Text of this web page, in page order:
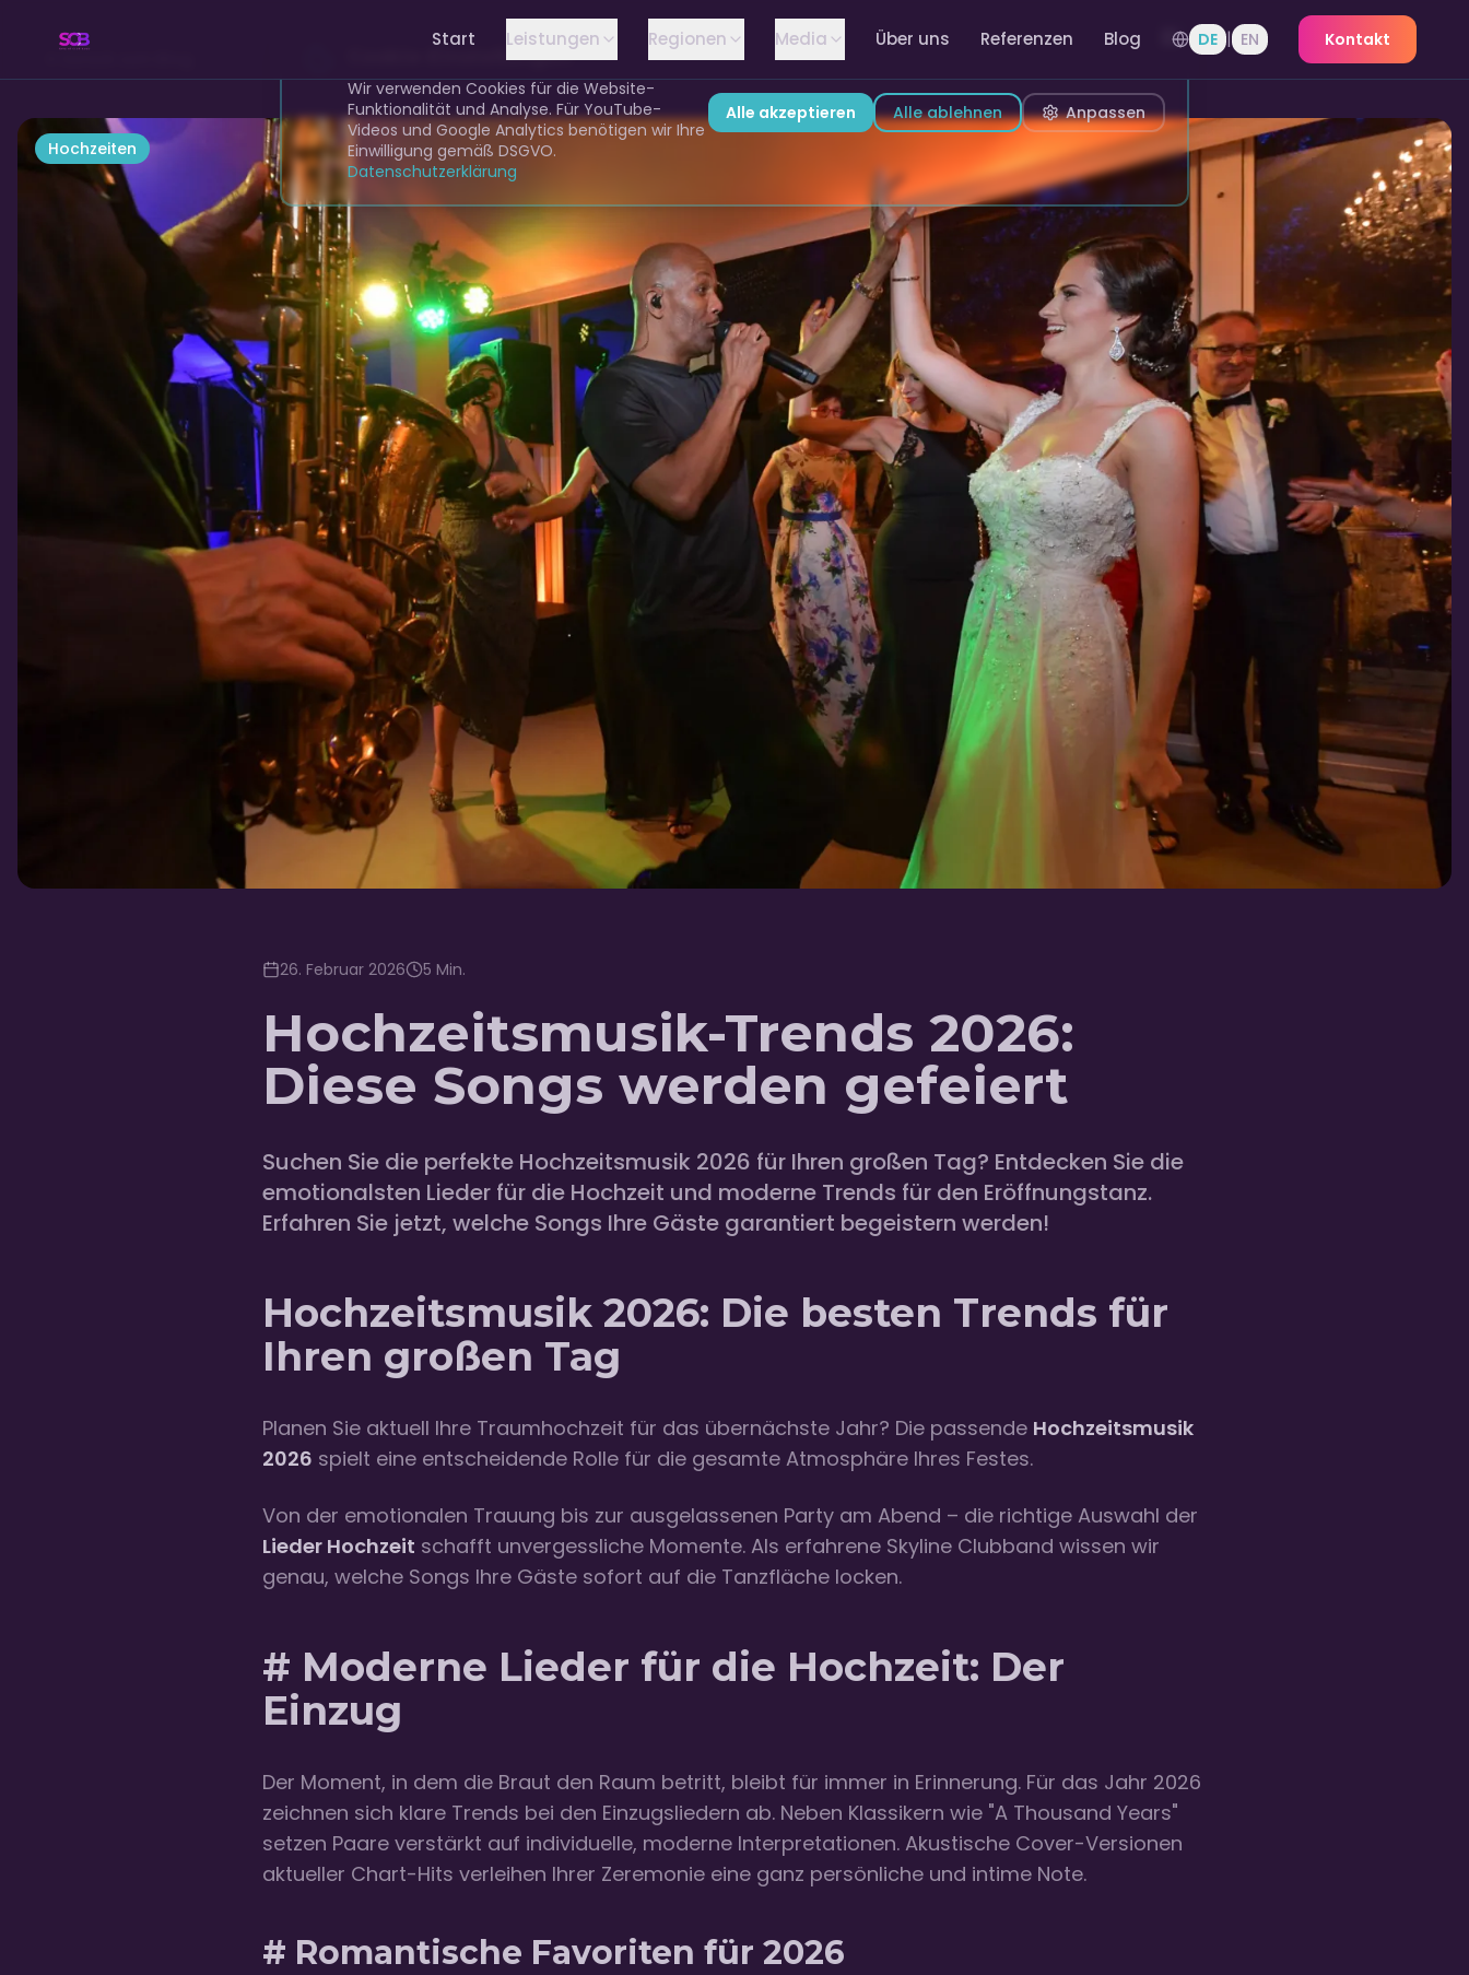
Skyline Club Band Start Leistungen Regionen Media Über uns Referenzen Blog DE | EN
Kontakt
Hochzeiten
26. Februar 2026 5 Min.
Hochzeitsmusik-Trends 2026:
Diese Songs werden gefeiert
Suchen Sie die perfekte Hochzeitsmusik 2026 für Ihren großen Tag? Entdecken Sie die
emotionalsten Lieder für die Hochzeit und moderne Trends für den Eröffnungstanz.
Erfahren Sie jetzt, welche Songs Ihre Gäste garantiert begeistern werden!
Hochzeitsmusik 2026: Die besten Trends für
Ihren großen Tag
Planen Sie aktuell Ihre Traumhochzeit für das übernächste Jahr? Die passende Hochzeitsmusik
2026 spielt eine entscheidende Rolle für die gesamte Atmosphäre Ihres Festes.
Von der emotionalen Trauung bis zur ausgelassenen Party am Abend – die richtige Auswahl der
Lieder Hochzeit schafft unvergessliche Momente. Als erfahrene Skyline Clubband wissen wir
genau, welche Songs Ihre Gäste sofort auf die Tanzfläche locken.
# Moderne Lieder für die Hochzeit: Der
Einzug
Der Moment, in dem die Braut den Raum betritt, bleibt für immer in Erinnerung. Für das Jahr 2026
zeichnen sich klare Trends bei den Einzugsliedern ab. Neben Klassikern wie "A Thousand Years"
setzen Paare verstärkt auf individuelle, moderne Interpretationen. Akustische Cover-Versionen
aktueller Chart-Hits verleihen Ihrer Zeremonie eine ganz persönliche und intime Note.
# Romantische Favoriten für 2026
Cookie-Einstellungen
Wir verwenden Cookies für die Website-
Funktionalität und Analyse. Für YouTube-
Videos und Google Analytics benötigen wir Ihre
Einwilligung gemäß DSGVO.
Datenschutzerklärung
Alle akzeptieren Alle ablehnen Anpassen